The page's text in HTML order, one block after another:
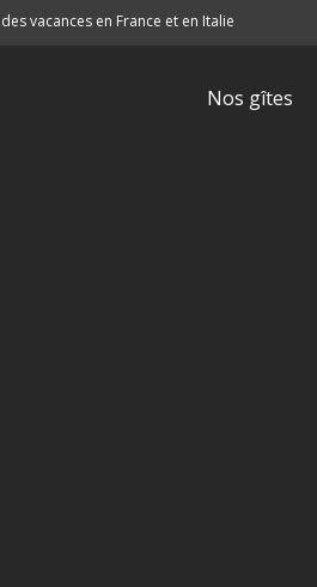
vacances en France et en Italie
Nos gîtes